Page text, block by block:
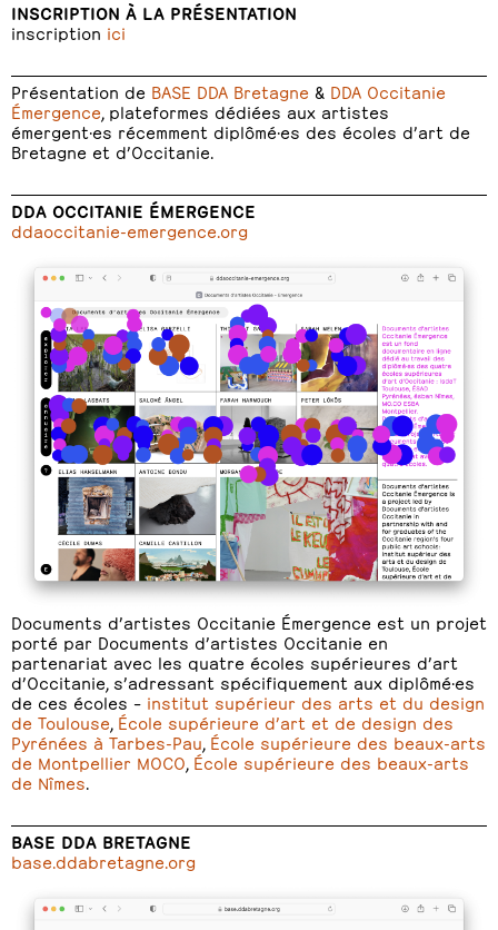
INSCRIPTION À LA PRÉSENTATION
inscription ici
Présentation de BASE DDA Bretagne & DDA Occitanie
Émergence , plateformes dédiées aux artistes
émergent·es récemment diplômé·es des écoles d’art de
Bretagne et d’Occitanie.
DDA OCCITANIE ÉMERGENCE
ddaoccitanie-emergence.org
Documents d’artistes Occitanie Émergence est un projet
porté par Documents d’artistes Occitanie en
partenariat avec les quatre écoles supérieures d’art
d’Occitanie, s’adressant spécifiquement aux diplômé·es
de ces écoles – institut supérieur des arts et du design
de Toulouse École supérieure d’art et de design des
Pyrénées à Tarbes-Pau École supérieure des beaux-arts
de Montpellier MOCO École supérieure des beaux-arts
de Nîmes
BASE DDA BRETAGNE
base.ddabretagne.org